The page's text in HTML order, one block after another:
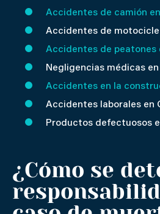
Accidentes de camión
Accidentes de
Accidentes de peatones
Negligencias médicas
Accidentes en la
Accidentes laborales en
Productos defectuosos
¿Cómo se